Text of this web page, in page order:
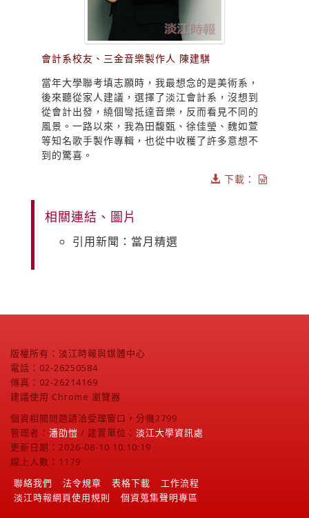
會計系校友、三金音樂製作人 陳建騏
當年大學聯考填志願時，我最想念的是美術系，
後來聽從家人建議，選擇了淡江會計系，沒想到
從會計出發，繞個彎抵達音樂，反而看見不同的
風景。一路以來，我為田馥甄、徐佳瑩、魏如萱
等知名歌手製作專輯，也從中收穫了許多意想不
到的驚喜。
下載：
相關連結、圖片
引用新聞：當月精選
版權所有：淡江時報與媒體中心
電話：02-26250584
傳真：02-26214169
建議使用 Chrome 瀏覽器
個資相關問題請洽受理窗口，分機2799
管理者： 潘劭愷 / 建置單位： 淡江大學資訊處
更新日期：2026-08-10 10:10:19
線上人數：1179
聯絡我們
法令規章 表格下載
工作流程
淡江時報網頁使用規則
個資蒐集聲明專區